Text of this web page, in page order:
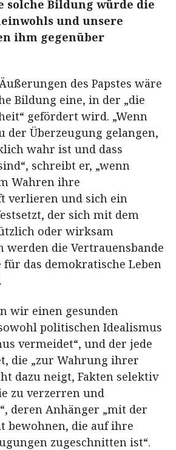
solche Bildung würde die
und unsere
ihm gegenüber
des Papstes wäre
Bildung eine, in der „die
gefördert wird. „Wenn
der Überzeugung gelangen,
wahr ist und dass
schreibt er, „wenn
Wahren ihre
verlieren und sich ein
der sich mit dem
oder wirksam
werden die Vertrauensbande
für das demokratische Leben
wir einen gesunden
politischen Idealismus
vermeidet“, und der jede
die „zur Wahrung ihrer
dazu neigt, Fakten selektiv
zu verzerren und
deren Anhänger „mit der
bewohnen, die auf ihre
zugeschnitten ist“.